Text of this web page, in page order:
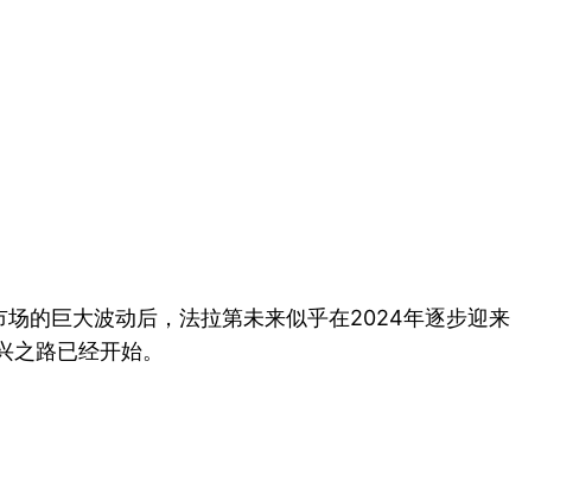
的巨大波动后，法拉第未来似乎在2024年逐步迎来
路已经开始。